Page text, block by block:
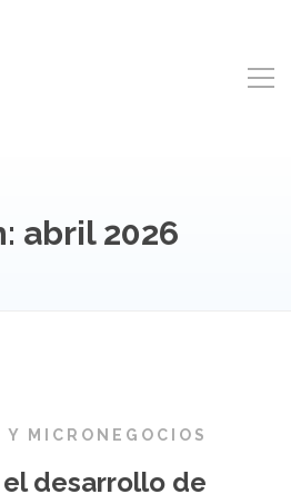
abril 2026
MICRONEGOCIOS
el desarrollo de